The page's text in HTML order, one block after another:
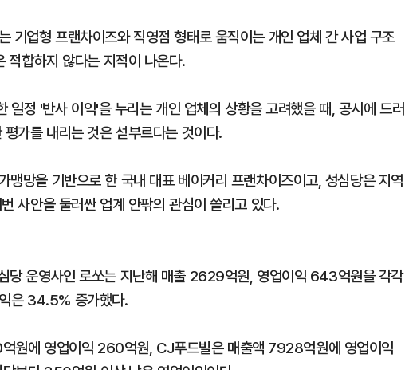
기업형 프랜차이즈와 직영점 형태로 움직이는 개인 업체 간 사업 구조
적합하지 않다는 지적이 나온다.
일정 '반사 이익'을 누리는 개인 업체의 상황을 고려했을 때, 공시에 드러
가를 내리는 것은 섣부르다는 것이다.
맹망을 기반으로 한 국내 대표 베이커리 프랜차이즈이고, 성심당은 지역
사안을 둘러싼 업계 안팎의 관심이 쏠리고 있다.
당 운영사인 로쏘는 지난해 매출 2629억원, 영업이익 643억원을 각각
은 34.5% 증가했다.
원에 영업이익 260억원, CJ푸드빌은 매출액 7928억원에 영업이익